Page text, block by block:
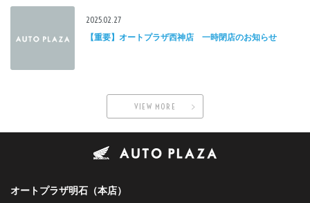
2025.02.27
【重要】オートプラザ西神店 一時閉店のお知らせ
VIEW MORE
オートプラザ明石（本店）